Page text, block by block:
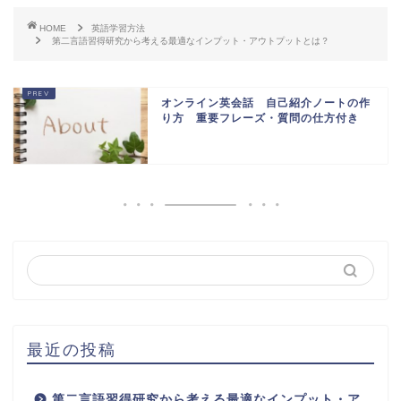
HOME
英語学習方法
第二言語習得研究から考える最適なインプット・アウトプットとは？
オンライン英会話 自己紹介ノートの作
り方 重要フレーズ・質問の仕方付き
最近の投稿